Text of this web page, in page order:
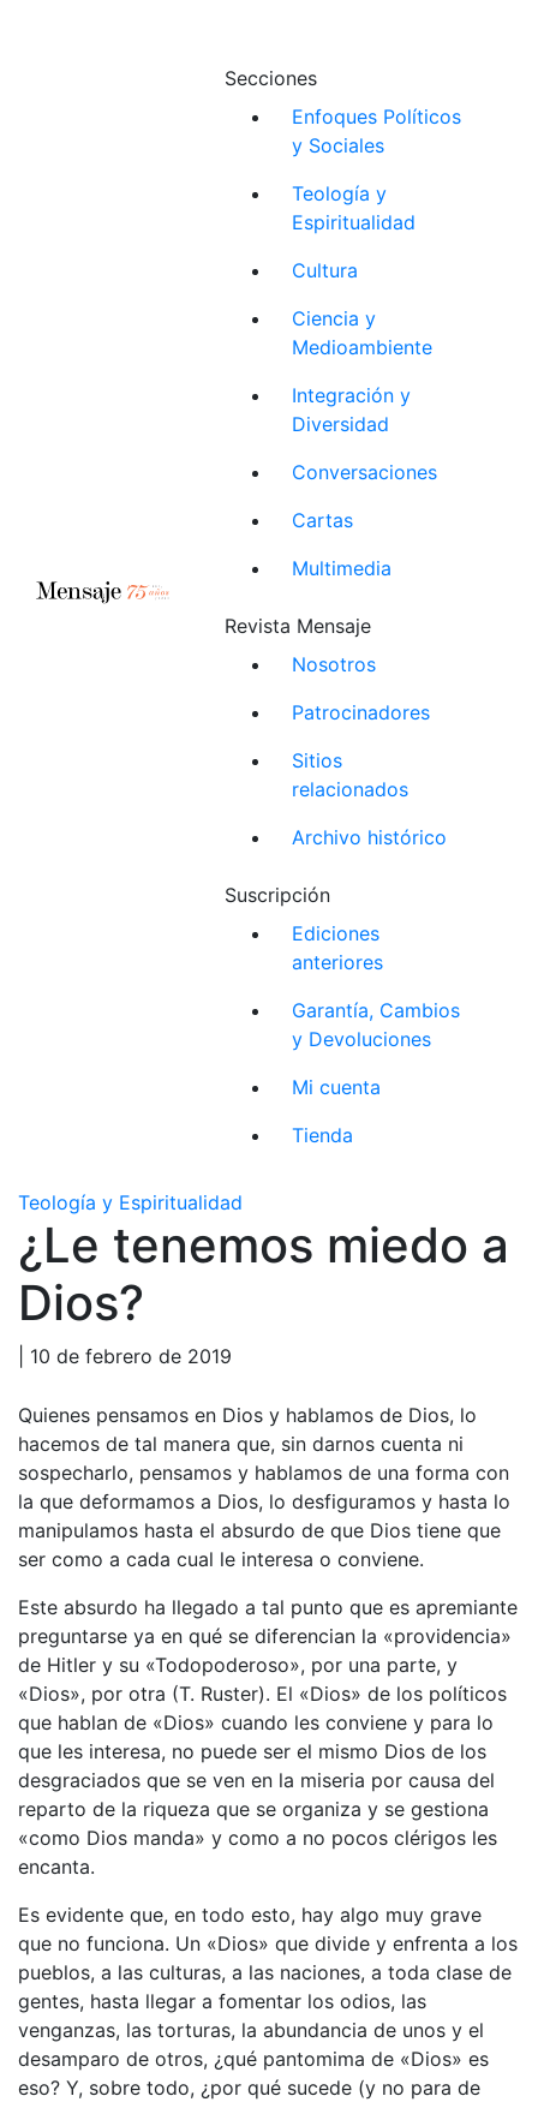
Secciones
Enfoques Políticos
y Sociales
Teología y
Espiritualidad
Cultura
Ciencia y
Medioambiente
Integración y
Diversidad
Conversaciones
Cartas
Multimedia
Revista Mensaje
Nosotros
Patrocinadores
Sitios
relacionados
Archivo histórico
Suscripción
Ediciones
anteriores
Garantía, Cambios
y Devoluciones
Mi cuenta
Tienda
Teología y Espiritualidad
¿Le tenemos miedo a
Dios?
| 10 de febrero de 2019
Quienes pensamos en Dios y hablamos de Dios, lo
hacemos de tal manera que, sin darnos cuenta ni
sospecharlo, pensamos y hablamos de una forma con
la que deformamos a Dios, lo desfiguramos y hasta lo
manipulamos hasta el absurdo de que Dios tiene que
ser como a cada cual le interesa o conviene.
Este absurdo ha llegado a tal punto que es apremiante
preguntarse ya en qué se diferencian la «providencia»
de Hitler y su «Todopoderoso», por una parte, y
«Dios», por otra (T. Ruster). El «Dios» de los políticos
que hablan de «Dios» cuando les conviene y para lo
que les interesa, no puede ser el mismo Dios de los
desgraciados que se ven en la miseria por causa del
reparto de la riqueza que se organiza y se gestiona
«como Dios manda» y como a no pocos clérigos les
encanta.
Es evidente que, en todo esto, hay algo muy grave
que no funciona. Un «Dios» que divide y enfrenta a los
pueblos, a las culturas, a las naciones, a toda clase de
gentes, hasta llegar a fomentar los odios, las
venganzas, las torturas, la abundancia de unos y el
desamparo de otros, ¿qué pantomima de «Dios» es
eso? Y, sobre todo, ¿por qué sucede (y no para de